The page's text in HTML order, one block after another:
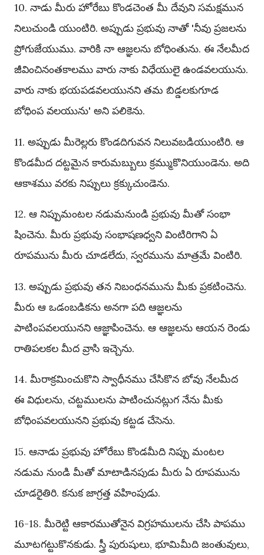
10. నాడు మీరు హోరేబు కొండచెంత మీ దేవుని సమక్షమున
నిలుచుండి యుంటిరి. అప్పుడు ప్రభువు నాతో 'నీవు ప్రజలను
ప్రోగుజేయుము. వారికి నా ఆజ్ఞలను బోధింతును. ఈ నేలమీద
జీవించినంతకాలము వారు నాకు విధేయులై ఉండవలయును.
వారు నాకు భయపడవలయునని తమ బిడ్డలకుగూడ
బోధింప వలయును' అని పలికెను.
11. అప్పుడు మీరెల్లరు కొండదిగువన నిలువబడియుంటిరి. ఆ
కొండమీద దట్టమైన కారుమబ్బులు క్రమ్ముకొనియుండెను. అది
ఆకాశము వరకు నిప్పులు క్రక్కుచుండెను.
12. ఆ నిప్పుమంటల నడుమనుండి ప్రభువు మీతో సంభా
షించెను. మీరు ప్రభువు సంభాషణధ్వని వింటిరిగాని ఏ
రూపమును మీరు చూడలేదు, స్వరమును మాత్రమే వింటిరి.
13. అప్పుడు ప్రభువు తన నిబంధనమును మీకు ప్రకటించెను.
మీరు ఆ ఒడంబడికను అనగా పది ఆజ్ఞలను
పాటింపవలయునని ఆజ్ఞాపించెను. ఆ ఆజ్ఞలను ఆయన రెండు
రాతిపలకల మీద వ్రాసి ఇచ్చెను.
14. మీరాక్రమించుకొని స్వాధీనము చేసికొన బోవు నేలమీద
ఈ విధులను, చట్టములను పాటించునట్లుగ నేను మీకు
బోధింపవలయునని ప్రభువు కట్టడ చేసెను.
15. ఆనాడు ప్రభువు హోరేబు కొండమీది నిప్పు మంటల
నడుమ నుండి మీతో మాటాడినపుడు మీరు ఏ రూపమును
చూడరైతిరి. కనుక జాగ్రత్త వహింపుడు.
16-18. మీరెట్టి ఆకారముతోనైన విగ్రహములను చేసి పాపము
మూటగట్టుకొనకుడు. స్త్రీ పురుషులు, భూమిమీది జంతువులు,